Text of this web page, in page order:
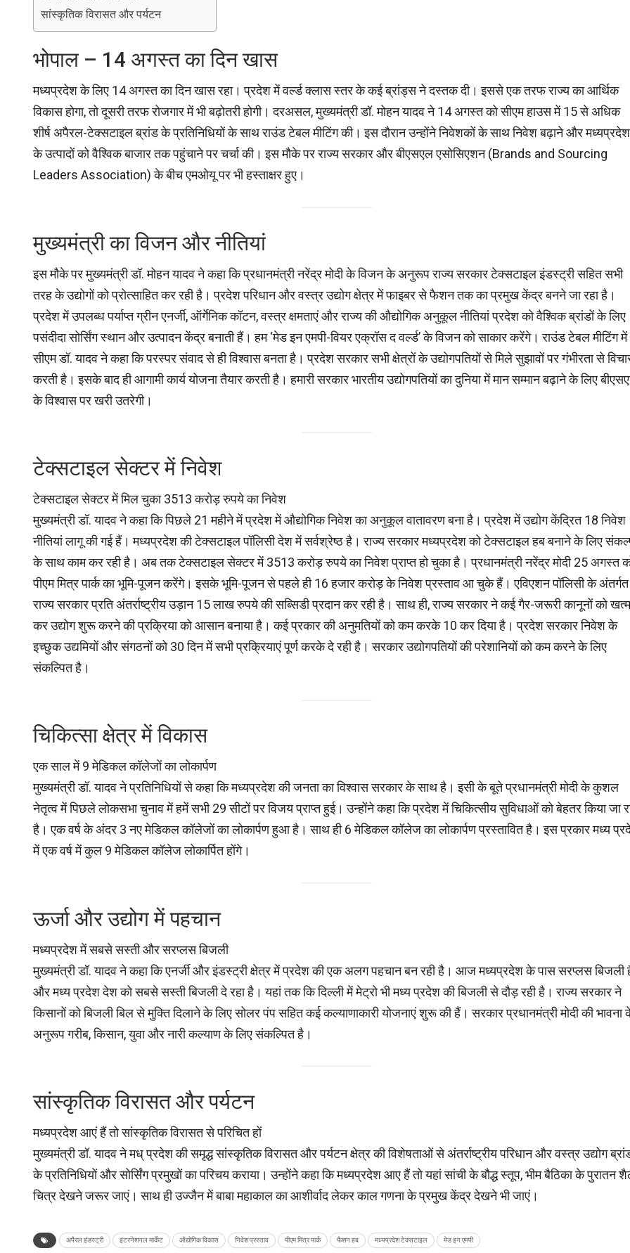
सांस्कृतिक विरासत और पर्यटन
भोपाल – 14 अगस्त का दिन खास
मध्यप्रदेश के लिए 14 अगस्त का दिन खास रहा। प्रदेश में वर्ल्ड क्लास स्तर के कई ब्रांड्स ने दस्तक दी। इससे एक तरफ राज्य का आर्थिक
विकास होगा, तो दूसरी तरफ रोजगार में भी बढ़ोतरी होगी। दरअसल, मुख्यमंत्री डॉ. मोहन यादव ने 14 अगस्त को सीएम हाउस में 15 से अधिक
शीर्ष अपैरल-टेक्सटाइल ब्रांड के प्रतिनिधियों के साथ राउंड टेबल मीटिंग की। इस दौरान उन्होंने निवेशकों के साथ निवेश बढ़ाने और मध्यप्रदेश
के उत्पादों को वैश्विक बाजार तक पहुंचाने पर चर्चा की। इस मौके पर राज्य सरकार और बीएसएल एसोसिएशन (Brands and Sourcing
Leaders Association) के बीच एमओयू पर भी हस्ताक्षर हुए।
मुख्यमंत्री का विजन और नीतियां
इस मौके पर मुख्यमंत्री डॉ. मोहन यादव ने कहा कि प्रधानमंत्री नरेंद्र मोदी के विजन के अनुरूप राज्य सरकार टेक्सटाइल इंडस्ट्री सहित सभी
तरह के उद्योगों को प्रोत्साहित कर रही है। प्रदेश परिधान और वस्त्र उद्योग क्षेत्र में फाइबर से फैशन तक का प्रमुख केंद्र बनने जा रहा है।
प्रदेश में उपलब्ध पर्याप्त ग्रीन एनर्जी, ऑर्गेनिक कॉटन, वस्त्र क्षमताएं और राज्य की औद्योगिक अनुकूल नीतियां प्रदेश को वैश्विक ब्रांडों के लिए
पसंदीदा सोर्सिंग स्थान और उत्पादन केंद्र बनाती हैं। हम ‘मेड इन एमपी-वियर एक्रॉस द वर्ल्ड’ के विजन को साकार करेंगे। राउंड टेबल मीटिंग में
सीएम डॉ. यादव ने कहा कि परस्पर संवाद से ही विश्वास बनता है। प्रदेश सरकार सभी क्षेत्रों के उद्योगपतियों से मिले सुझावों पर गंभीरता से
करती है। इसके बाद ही आगामी कार्य योजना तैयार करती है। हमारी सरकार भारतीय उद्योगपतियों का दुनिया में मान सम्मान बढ़ाने के लिए
के विश्वास पर खरी उतरेगी।
टेक्सटाइल सेक्टर में निवेश
टेक्सटाइल सेक्टर में मिल चुका 3513 करोड़ रुपये का निवेश
मुख्यमंत्री डॉ. यादव ने कहा कि पिछले 21 महीने में प्रदेश में औद्योगिक निवेश का अनुकूल वातावरण बना है। प्रदेश में उद्योग केंद्रित 18 निवेश
नीतियां लागू की गई हैं। मध्यप्रदेश की टेक्सटाइल पॉलिसी देश में सर्वश्रेष्ठ है। राज्य सरकार मध्यप्रदेश को टेक्सटाइल हब बनाने के लिए
के साथ काम कर रही है। अब तक टेक्सटाइल सेक्टर में 3513 करोड़ रुपये का निवेश प्राप्त हो चुका है। प्रधानमंत्री नरेंद्र मोदी 25 अगस्त
पीएम मित्र पार्क का भूमि-पूजन करेंगे। इसके भूमि-पूजन से पहले ही 16 हजार करोड़ के निवेश प्रस्ताव आ चुके हैं। एविएशन पॉलिसी के अंतर्गत
राज्य सरकार प्रति अंतर्राष्ट्रीय उड़ान 15 लाख रुपये की सब्सिडी प्रदान कर रही है। साथ ही, राज्य सरकार ने कई गैर-जरूरी कानूनों को खत्म
कर उद्योग शुरू करने की प्रक्रिया को आसान बनाया है। कई प्रकार की अनुमतियों को कम करके 10 कर दिया है। प्रदेश सरकार निवेश के
इच्छुक उद्यमियों और संगठनों को 30 दिन में सभी प्रक्रियाएं पूर्ण करके दे रही है। सरकार उद्योगपतियों की परेशानियों को कम करने के लिए
संकल्पित है।
चिकित्सा क्षेत्र में विकास
एक साल में 9 मेडिकल कॉलेजों का लोकार्पण
मुख्यमंत्री डॉ. यादव ने प्रतिनिधियों से कहा कि मध्यप्रदेश की जनता का विश्वास सरकार के साथ है। इसी के बूते प्रधानमंत्री मोदी के कुशल
नेतृत्व में पिछले लोकसभा चुनाव में हमें सभी 29 सीटों पर विजय प्राप्त हुई। उन्होंने कहा कि प्रदेश में चिकित्सीय सुविधाओं को बेहतर किया जा
है। एक वर्ष के अंदर 3 नए मेडिकल कॉलेजों का लोकार्पण हुआ है। साथ ही 6 मेडिकल कॉलेज का लोकार्पण प्रस्तावित है। इस प्रकार मध्य
में एक वर्ष में कुल 9 मेडिकल कॉलेज लोकार्पित होंगे।
ऊर्जा और उद्योग में पहचान
मध्यप्रदेश में सबसे सस्ती और सरप्लस बिजली
मुख्यमंत्री डॉ. यादव ने कहा कि एनर्जी और इंडस्ट्री क्षेत्र में प्रदेश की एक अलग पहचान बन रही है। आज मध्यप्रदेश के पास सरप्लस बिजली
और मध्य प्रदेश देश को सबसे सस्ती बिजली दे रहा है। यहां तक कि दिल्ली में मेट्रो भी मध्य प्रदेश की बिजली से दौड़ रही है। राज्य सरकार ने
किसानों को बिजली बिल से मुक्ति दिलाने के लिए सोलर पंप सहित कई कल्याणाकारी योजनाएं शुरू की हैं। सरकार प्रधानमंत्री मोदी की भावना
अनुरूप गरीब, किसान, युवा और नारी कल्याण के लिए संकल्पित है।
सांस्कृतिक विरासत और पर्यटन
मध्यप्रदेश आएं हैं तो सांस्कृतिक विरासत से परिचित हों
मुख्यमंत्री डॉ. यादव ने मध् प्रदेश की समृद्ध सांस्कृतिक विरासत और पर्यटन क्षेत्र की विशेषताओं से अंतर्राष्ट्रीय परिधान और वस्त्र उद्योग
के प्रतिनिधियों और सोर्सिंग प्रमुखों का परिचय कराया। उन्होंने कहा कि मध्यप्रदेश आए हैं तो यहां सांची के बौद्ध स्तूप, भीम बैठिका के पुरातन
चित्र देखने जरूर जाएं। साथ ही उज्जैन में बाबा महाकाल का आशीर्वाद लेकर काल गणना के प्रमुख केंद्र देखने भी जाएं।
अपैरल इंडस्ट्री इंटरनेशनल मार्केट औद्योगिक विकास निवेश प्रस्ताव पीएम मित्र पार्क फैशन हब मध्यप्रदेश टेक्सटाइल मेड इन एमपी